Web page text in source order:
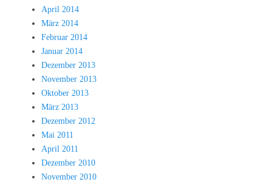
April 2014
März 2014
Februar 2014
Januar 2014
Dezember 2013
November 2013
Oktober 2013
März 2013
Dezember 2012
Mai 2011
April 2011
Dezember 2010
November 2010